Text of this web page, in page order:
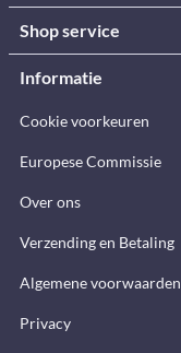
Shop service
Informatie
Cookie voorkeuren
Europese Commissie
Over ons
Verzending en Betaling
Algemene voorwaarden
Privacy